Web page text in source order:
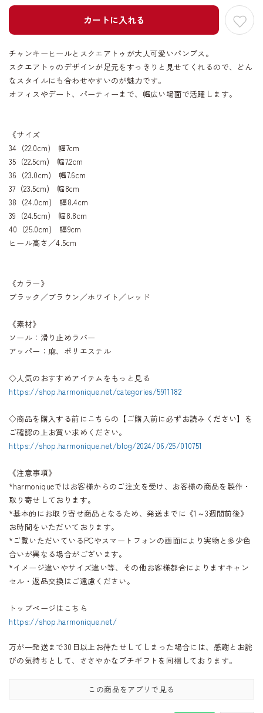
カートに入れる
チャンキーヒールとスクエアトゥが大人可愛いパンプス。
スクエアトゥのデザインが足元をすっきりと見せてくれるので、どん
なスタイルにも合わせやすいのが魅力です。
オフィスやデート、パーティーまで、幅広い場面で活躍します。
《サイズ
34（22.0cm) 幅7cm
35（22.5cm) 幅7.2cm
36（23.0cm) 幅7.6cm
37（23.5cm) 幅8cm
38（24.0cm) 幅8.4cm
39（24.5cm) 幅8.8cm
40（25.0cm) 幅9cm
ヒール高さ／4.5cm
《カラー》
ブラック／ブラウン／ホワイト／レッド
《素材》
ソール：滑り止めラバー
アッパー：麻、ポリエステル
◇人気のおすすめアイテムをもっと見る
https://shop.harmonique.net/categories/5911182
◇商品を購入する前にこちらの【ご購入前に必ずお読みください】を
ご確認の上お買い求めください。
https://shop.harmonique.net/blog/2024/06/25/010751
《注意事項》
*harmoniqueではお客様からのご注文を受け、お客様の商品を製作・
取り寄せしております。
*基本的にお取り寄せ商品となるため、発送までに《1～3週間前後》
お時間をいただいております。
*ご覧いただいているPCやスマートフォンの画面により実物と多少色
合いが異なる場合がございます。
*イメージ違いやサイズ違い等、その他お客様都合によりますキャン
セル・返品交換はご遠慮ください。
トップページはこちら
https://shop.harmonique.net/
万が一発送まで30日以上お待たせしてしまった場合には、感謝とお詫
びの気持ちとして、ささやかなプチギフトを同梱しております。
この商品をアプリで見る